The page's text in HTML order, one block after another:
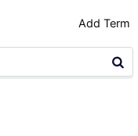
Add Term